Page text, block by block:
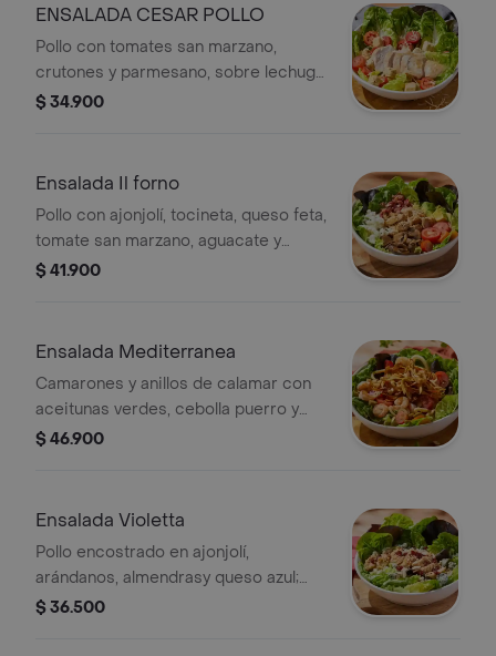
ENSALADA CESAR POLLO
Pollo con tomates san marzano,
crutones y parmesano, sobre lechuga
cogollo europeo en salsa césar.
$ 34.900
Ensalada Il forno
Pollo con ajonjolí, tocineta, queso feta,
tomate san marzano, aguacate y
champiñones con balsámico,sobre
$ 41.900
Ensalada Mediterranea
Camarones y anillos de calamar con
aceitunas verdes, cebolla puerro y
tomates san marzano; sobre lechuga
$ 46.900
Ensalada Violetta
Pollo encostrado en ajonjolí,
arándanos, almendrasy queso azul;
sobre lechuga cogollo europeo en
$ 36.500